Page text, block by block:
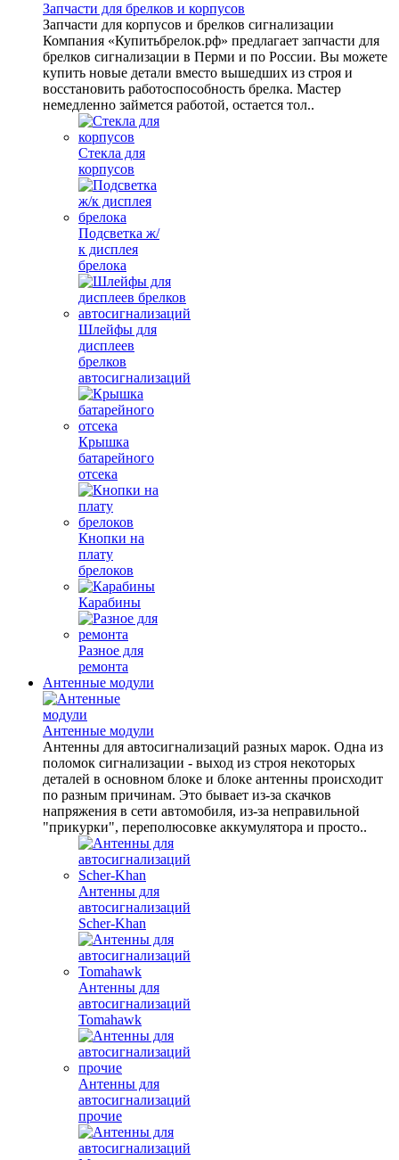
Запчасти для брелков и корпусов
Запчасти для корпусов и брелков сигнализации
Компания «Купитьбрелок.рф» предлагает запчасти для
брелков сигнализации в Перми и по России. Вы можете
купить новые детали вместо вышедших из строя и
восстановить работоспособность брелка. Мастер
немедленно займется работой, остается тол..
Стекла для
корпусов
Подсветка ж/
к дисплея
брелока
Шлейфы для
дисплеев
брелков
автосигнализаций
Крышка
батарейного
отсека
Кнопки на
плату
брелоков
Карабины
Разное для
ремонта
Антенные модули
Антенные модули
Антенны для автосигнализаций разных марок. Одна из
поломок сигнализации - выход из строя некоторых
деталей в основном блоке и блоке антенны происходит
по разным причинам. Это бывает из-за скачков
напряжения в сети автомобиля, из-за неправильной
"прикурки", переполюсовке аккумулятора и просто..
Антенны для
автосигнализаций
Scher-Khan
Антенны для
автосигнализаций
Tomahawk
Антенны для
автосигнализаций
прочие